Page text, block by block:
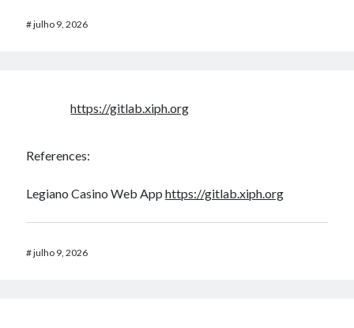
#julho 9, 2026
https://gitlab.xiph.org
References:
Legiano Casino Web Apphttps://gitlab.xiph.org
#julho 9, 2026